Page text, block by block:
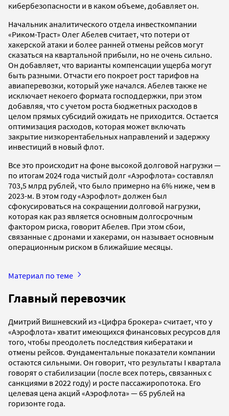
кибербезопасности и в каком объеме, добавляет он.
Начальник аналитического отдела инвесткомпании
«Риком-Траст» Олег Абелев считает, что потери от
хакерской атаки и более ранней отмены рейсов могут
сказаться на квартальной прибыли, но не очень сильно.
Он добавляет, что варианты компенсации ущерба могут
быть разными. Отчасти его покроет рост тарифов на
авиаперевозки, который уже начался. Абелев также не
исключает некоего формата господдержки, при этом
добавляя, что с учетом роста бюджетных расходов в
целом прямых субсидий ожидать не приходится. Остается
оптимизация расходов, которая может включать
закрытие низкорентабельных направлений и задержку
инвестиций в новый флот.
Все это происходит на фоне высокой долговой нагрузки —
по итогам 2024 года чистый долг «Аэрофлота» составлял
703,5 млрд рублей, что было примерно на 6% ниже, чем в
2023-м. В этом году «Аэрофлот» должен был
сфокусироваться на сокращении долговой нагрузки,
которая как раз является основным долгосрочным
фактором риска, говорит Абелев. При этом сбои,
связанные с дронами и хакерами, он называет основным
операционным риском в ближайшие месяцы.
Материал по теме
Главный перевозчик
Дмитрий Вишневский из «Цифра брокера» считает, что у
«Аэрофлота» хватит имеющихся финансовых ресурсов для
того, чтобы преодолеть последствия кибератаки и
отмены рейсов. Фундаментальные показатели компании
остаются сильными. Он говорит, что результаты I квартала
говорят о стабилизации (после всех потерь, связанных с
санкциями в 2022 году) и росте пассажиропотока. Его
целевая цена акций «Аэрофлота» — 65 рублей на
горизонте года.